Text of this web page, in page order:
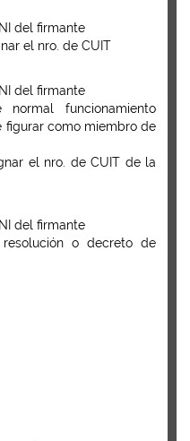
del firmante
el nro. de CUIT
del firmante
funcionamiento
figurar como miembro de
el nro. de CUIT de la
del firmante
o decreto de